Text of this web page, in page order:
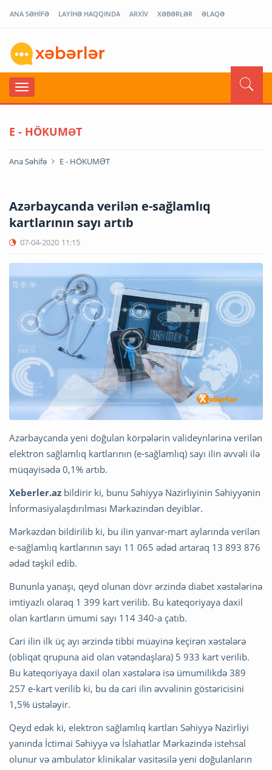
ANA SƏHİFƏ LAYİHƏ HAQQINDA ARXİV XƏBƏRLƏR ƏLAQƏ
E - HÖKUMƏT
Ana Səhifə E - HÖKUMƏT
Azərbaycanda verilən e-sağlamlıq
kartlarının sayı artıb
07-04-2020 11:15
Azərbaycanda yeni doğulan körpələrin valideynlərinə verilən
elektron sağlamlıq kartlarının (e-sağlamlıq) sayı ilin əvvəli ilə
müqayisədə 0,1% artıb.
Xeberler.az bildirir ki, bunu Səhiyyə Nazirliyinin Səhiyyənin
İnformasiyalaşdırılması Mərkəzindən deyiblər.
Mərkəzdən bildirilib ki, bu ilin yanvar-mart aylarında verilən
e-sağlamlıq kartlarının sayı 11 065 ədəd artaraq 13 893 876
ədəd təşkil edib.
Bununla yanaşı, qeyd olunan dövr ərzində diabet xəstələrinə
imtiyazlı olaraq 1 399 kart verilib. Bu kateqoriyaya daxil
olan kartların ümumi sayı 114 340-a çatıb.
Cari ilin ilk üç ayı ərzində tibbi müayinə keçirən xəstələrə
(obliqat qrupuna aid olan vətəndaşlara) 5 933 kart verilib.
Bu kateqoriyaya daxil olan xəstələrə isə ümumilikdə 389
257 e-kart verilib ki, bu da cari ilin əvvəlinin göstəricisini
1,5% üstələyir.
Qeyd edək ki, elektron sağlamlıq kartları Səhiyyə Nazirliyi
yanında İctimai Səhiyyə və İslahatlar Mərkəzində istehsal
olunur və ambulator klinikalar vasitəsilə yeni doğulanların